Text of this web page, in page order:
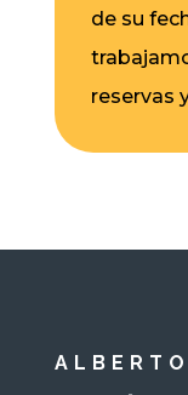
de su
reservas